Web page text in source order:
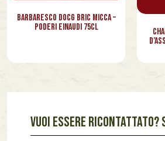
Barbaresco Docg Bric Micca –
Poderi Einaudi 75cl
VUOI ESSERE RICONTATTATO?